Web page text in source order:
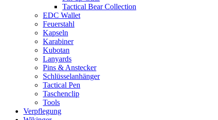
Tactical Bear Collection
EDC Wallet
Feuerstahl
Kapseln
Karabiner
Kubotan
Lanyards
Pins & Anstecker
Schlüsselanhänger
Tactical Pen
Taschenclip
Tools
Verpflegung